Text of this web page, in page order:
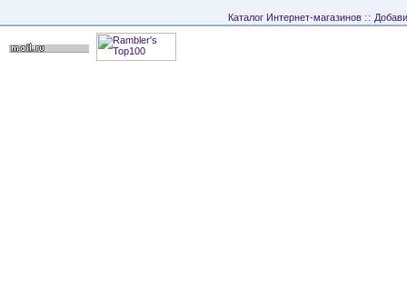
Каталог Интернет-магазинов ::